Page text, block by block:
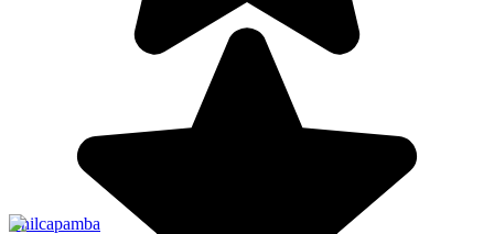
Chilcapamba